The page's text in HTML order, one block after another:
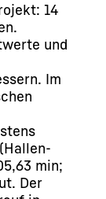
14
und
Im
min;
Der